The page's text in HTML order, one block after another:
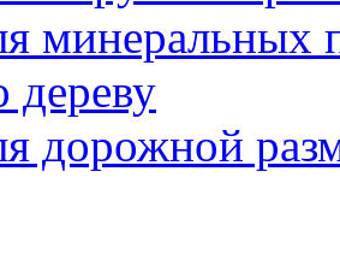
минеральных
дереву
дорожной